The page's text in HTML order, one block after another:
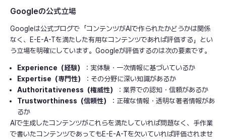
Googleの公式立場
Googleは公式ブログで「コンテンツがAIで作られたかどうかは関係
なく、E-E-A-Tを満たした有用なコンテンツであれば評価する」とい
う立場を明確にしています。Googleが評価するのは次の要素です。
Experience（経験）
：実体験・一次情報に基づいているか
Expertise（専門性）
：その分野に深い知識があるか
Authoritativeness（権威性）
：業界での認知・信頼があるか
Trustworthiness（信頼性）
：正確な情報・透明な著者情報があ
るか
AIで生成したコンテンツがこれらを満たしていれば問題なく、手作業
で書いたコンテンツであってもE-E-A-Tを欠いていれば評価されませ